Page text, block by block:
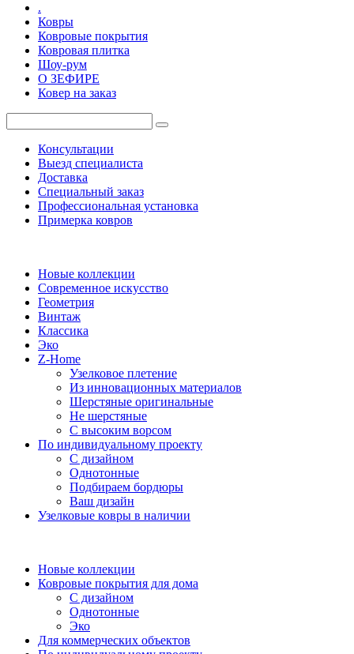
.
Ковры
Ковровые покрытия
Ковровая плитка
Шоу-рум
О ЗЕФИРЕ
Ковер на заказ
Консультации
Выезд специалиста
Доставка
Специальный заказ
Профессиональная установка
Примерка ковров
Новые коллекции
Современное искусство
Геометрия
Винтаж
Классика
Эко
Z-Home
Узелковое плетение
Из инновационных материалов
Шерстяные оригинальные
Не шерстяные
С высоким ворсом
По индивидуальному проекту
С дизайном
Однотонные
Подбираем бордюры
Ваш дизайн
Узелковые ковры в наличии
Новые коллекции
Ковровые покрытия для дома
С дизайном
Однотонные
Эко
Для коммерческих объектов